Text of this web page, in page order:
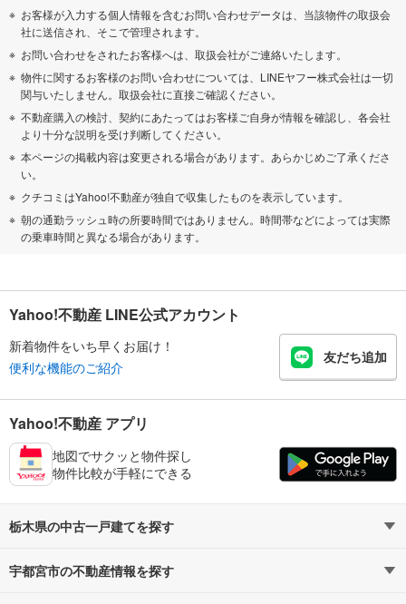
お客様が入力する個人情報を含むお問い合わせデータは、当該物件の取扱会
社に送信され、そこで管理されます。
お問い合わせをされたお客様へは、取扱会社がご連絡いたします。
物件に関するお客様のお問い合わせについては、LINEヤフー株式会社は一切
関与いたしません。取扱会社に直接ご確認ください。
不動産購入の検討、契約にあたってはお客様ご自身が情報を確認し、各会社
より十分な説明を受け判断してください。
本ページの掲載内容は変更される場合があります。あらかじめご了承くださ
い。
クチコミはYahoo!不動産が独自で収集したものを表示しています。
朝の通勤ラッシュ時の所要時間ではありません。時間帯などによっては実際
の乗車時間と異なる場合があります。
Yahoo!不動産 LINE公式アカウント
新着物件をいち早くお届け！
便利な機能のご紹介
友だち追加
Yahoo!不動産 アプリ
地図でサクッと物件探し
物件比較が手軽にできる
栃木県の中古一戸建てを探す
路線・駅から探す
宇都宮市の不動産情報を探す